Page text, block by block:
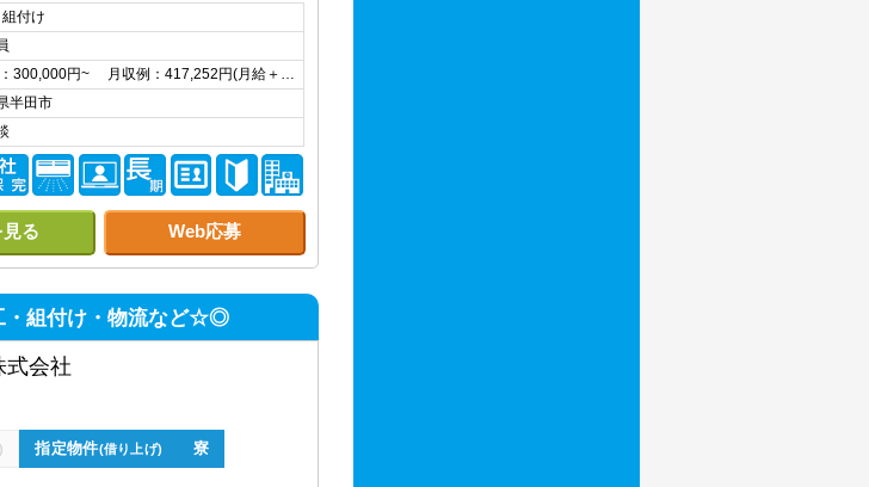
付け
：300,000円~ 月収例：417,252円(月給＋…
半田市
る Web応募
・組付け・物流など☆◎
式会社
指定物件(借り上げ) 寮